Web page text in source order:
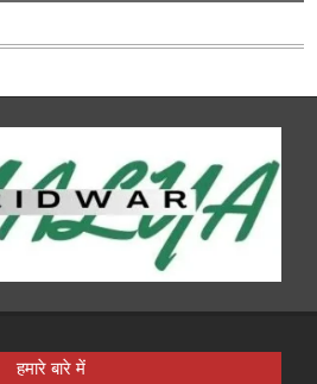
हमारे बारे में